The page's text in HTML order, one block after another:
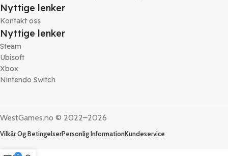
Nyttige lenker
Kontakt oss
Nyttige lenker
Steam
Ubisoft
Xbox
Nintendo Switch
WestGames.no © 2022–2026
Vilkår Og BetingelserPersonlig InformationKundeservice